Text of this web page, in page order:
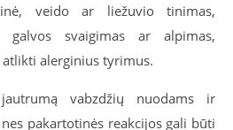
veido ar liežuvio tinimas,
galvos svaigimas ar alpimas,
alerginius tyrimus.
vabzdžių nuodams ir
pakartotinės reakcijos gali būti